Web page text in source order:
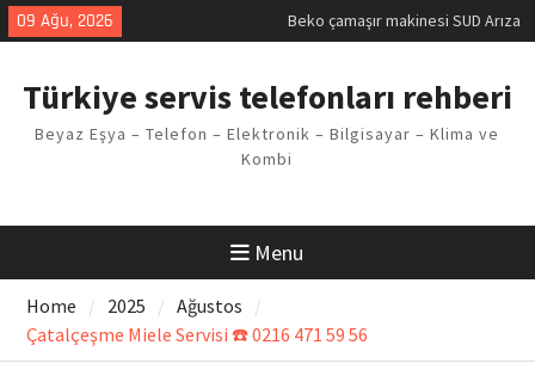
Skip
to
09 Ağu, 2026
Demirdöküm buzdolabı E1 Arıza
Arızası Çözümü
E02 Arıza Kodu Regal kombi
Sorunu
Türkiye servis telefonları rehberi
Beyaz Eşya – Telefon – Elektronik – Bilgisayar – Klima ve
Kombi
Menu
Home 2025
Ağustos
Çatalçeşme Miele Servisi ☎️ 0216 471 59 56